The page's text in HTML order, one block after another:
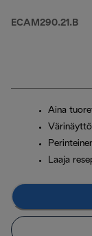
ECAM290.21.B
Aina
Värinäyttö
Laaja